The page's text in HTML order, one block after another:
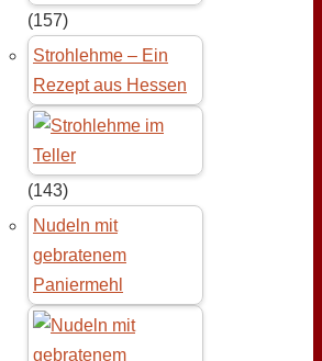
(157)
Strohlehme – Ein
Rezept aus Hessen
(143)
Nudeln mit
gebratenem
Paniermehl